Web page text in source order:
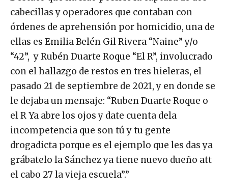
cabecillas y operadores que contaban con
órdenes de aprehensión por homicidio, una de
ellas es Emilia Belén Gil Rivera “Naine” y/o
“42”, y Rubén Duarte Roque “El R”, involucrado
con el hallazgo de restos en tres hieleras, el
pasado 21 de septiembre de 2021, y en donde se
le dejaba un mensaje: “Ruben Duarte Roque o
el R Ya abre los ojos y date cuenta dela
incompetencia que son tú y tu gente
drogadicta porque es el ejemplo que les das ya
grábatelo la Sánchez ya tiene nuevo dueño att
el cabo 27 la vieja escuela”.”